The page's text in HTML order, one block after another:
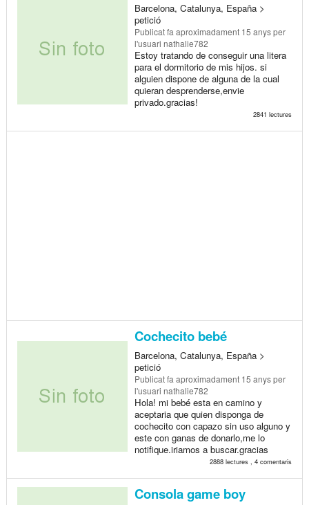
Barcelona, Catalunya, España >
petició
Publicatfa aproximadament 15 anysper
l'usuari nathalie782
Estoy tratando de conseguir una litera
para el dormitorio de mis hijos. si
alguien dispone de alguna de la cual
quieran desprenderse,envie
privado.gracias!
2841 lectures
Cochecito bebé
Barcelona, Catalunya, España >
petició
Publicatfa aproximadament 15 anysper
l'usuari nathalie782
Hola! mi bebé esta en camino y
aceptaria que quien disponga de
cochecito con capazo sin uso alguno y
este con ganas de donarlo,me lo
notifique.iriamos a buscar.gracias
2888 lectures , 4 comentaris
Consola game boy